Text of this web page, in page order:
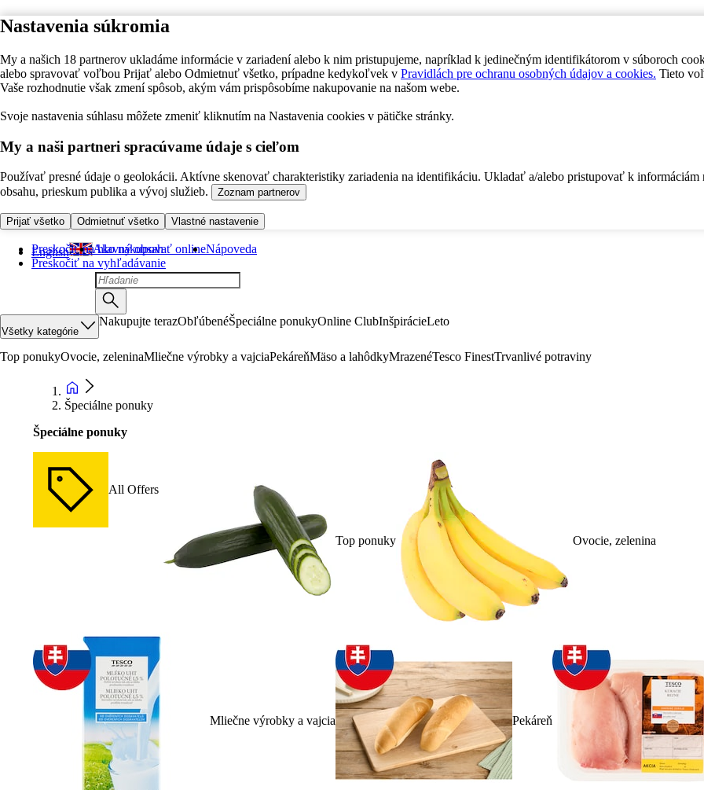
Nastavenia súkromia
My a našich 18 partnerov ukladáme informácie v zariadení alebo k nim pristupujeme, napríklad k jedinečným identifikátorom v súboroch
alebo spravovať voľbou Prijať alebo Odmietnuť všetko, prípadne kedykoľvek v Pravidlách pre ochranu osobných údajov a cookies. Tieto
Vaše rozhodnutie však zmení spôsob, akým vám prispôsobíme nakupovanie na našom webe.
Svoje nastavenia súhlasu môžete zmeniť kliknutím na Nastavenia cookies v pätičke stránky.
My a naši partneri spracúvame údaje s cieľom
Používať presné údaje o geolokácii. Aktívne skenovať charakteristiky zariadenia na identifikáciu. Ukladať a/alebo pristupovať k informáciám
obsahu, prieskum publika a vývoj služieb.
Zoznam partnerov
Prijať všetko Odmietnuť všetko Vlastné nastavenie
Preskočiť na hlavný obsah
Preskočiť na vyhľadávanie
English Ako nakupovať onlineNápoveda
Všetky kategórie
Nakupujte terazObľúbenéŠpeciálne ponukyOnline ClubInšpirácieLeto
Top ponukyOvocie, zeleninaMliečne výrobky a vajciaPekáreňMäso a lahôdkyMrazenéTesco FinestTrvanlivé potraviny
Špeciálne ponuky
Špeciálne ponuky
All Offers
Top ponuky Ovocie, zelenina
Mliečne výrobky a vajcia Pekáreň